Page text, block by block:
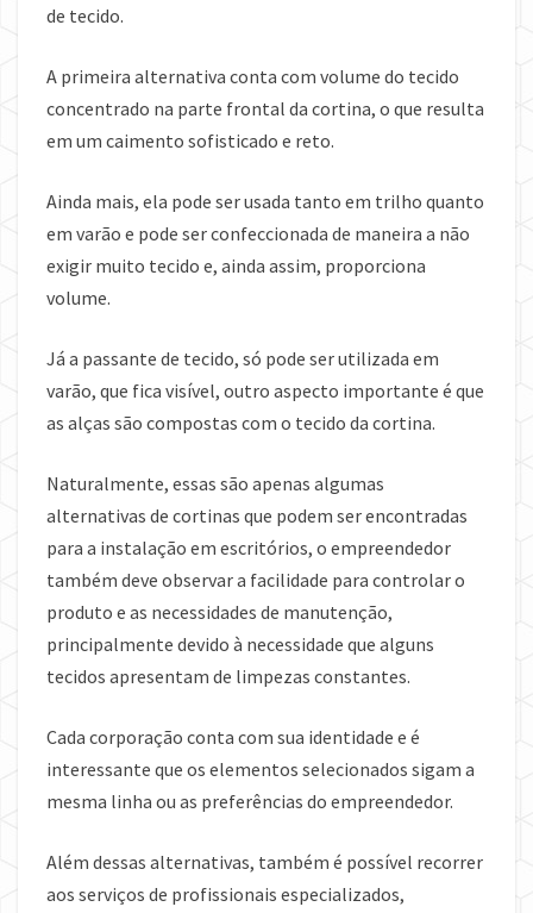
de tecido.
A primeira alternativa conta com volume do tecido
concentrado na parte frontal da cortina, o que resulta
em um caimento sofisticado e reto.
Ainda mais, ela pode ser usada tanto em trilho quanto
em varão e pode ser confeccionada de maneira a não
exigir muito tecido e, ainda assim, proporciona
volume.
Já a passante de tecido, só pode ser utilizada em
varão, que fica visível, outro aspecto importante é que
as alças são compostas com o tecido da cortina.
Naturalmente, essas são apenas algumas
alternativas de cortinas que podem ser encontradas
para a instalação em escritórios, o empreendedor
também deve observar a facilidade para controlar o
produto e as necessidades de manutenção,
principalmente devido à necessidade que alguns
tecidos apresentam de limpezas constantes.
Cada corporação conta com sua identidade e é
interessante que os elementos selecionados sigam a
mesma linha ou as preferências do empreendedor.
Além dessas alternativas, também é possível recorrer
aos serviços de profissionais especializados,